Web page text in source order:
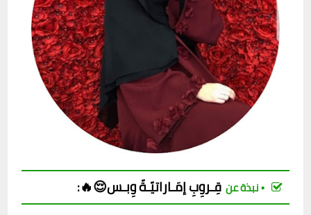
▪︎ نبذة عن قِـروِبِإمَـاراتيّـةّ وِبـس😌🔥: